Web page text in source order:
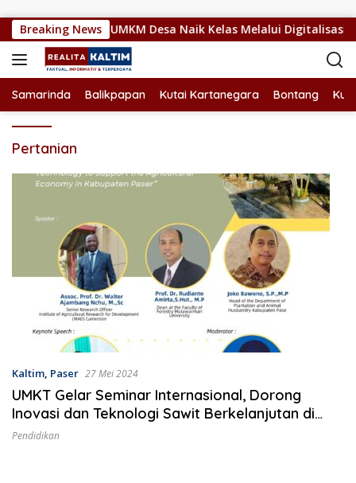
Breaking News
Dorong UMKM Desa Naik Kelas Melalui Digitalisasi
Samarinda Balikpapan Kutai Kartanegara Bontang
Pertanian
Kaltim, Paser 27 Mei 2024
UMKT Gelar Seminar Internasional, Dorong
Inovasi dan Teknologi Sawit Berkelanjutan di
Kabupaten Paser
Pendidikan